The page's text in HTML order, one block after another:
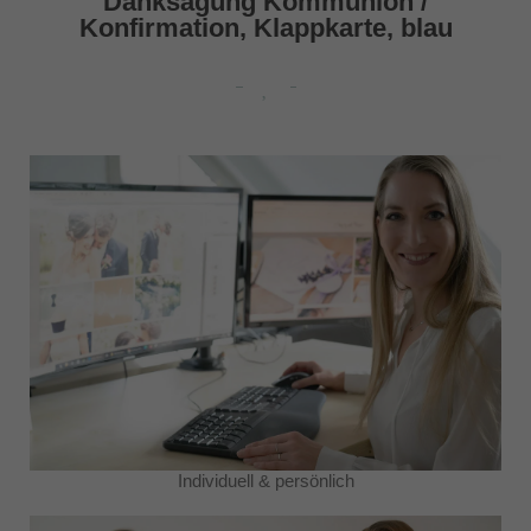
Konfirmation, Klappkarte, blau
Individuell & persönlich